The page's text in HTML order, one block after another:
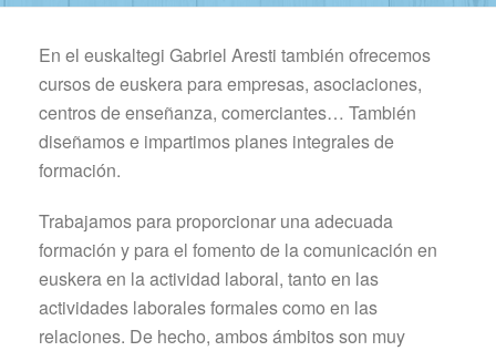
En el euskaltegi Gabriel Aresti también ofrecemos
cursos de euskera para empresas, asociaciones,
centros de enseñanza, comerciantes… También
diseñamos e impartimos planes integrales de
formación.
Trabajamos para proporcionar una adecuada
formación y para el fomento de la comunicación en
euskera en la actividad laboral, tanto en las
actividades laborales formales como en las
relaciones. De hecho, ambos ámbitos son muy